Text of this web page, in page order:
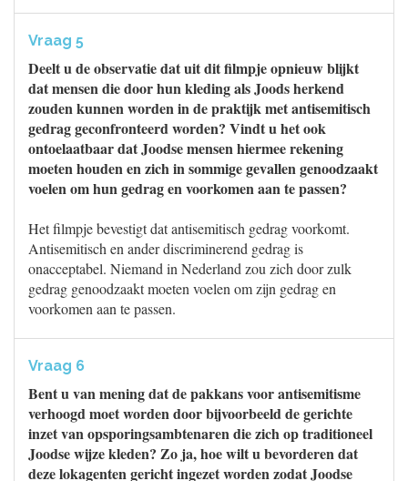
Vraag 5
Deelt u de observatie dat uit dit filmpje opnieuw blijkt
dat mensen die door hun kleding als Joods herkend
zouden kunnen worden in de praktijk met antisemitisch
gedrag geconfronteerd worden? Vindt u het ook
ontoelaatbaar dat Joodse mensen hiermee rekening
moeten houden en zich in sommige gevallen genoodzaakt
voelen om hun gedrag en voorkomen aan te passen?
Het filmpje bevestigt dat antisemitisch gedrag voorkomt.
Antisemitisch en ander discriminerend gedrag is
onacceptabel. Niemand in Nederland zou zich door zulk
gedrag genoodzaakt moeten voelen om zijn gedrag en
voorkomen aan te passen.
Vraag 6
Bent u van mening dat de pakkans voor antisemitisme
verhoogd moet worden door bijvoorbeeld de gerichte
inzet van opsporingsambtenaren die zich op traditioneel
Joodse wijze kleden? Zo ja, hoe wilt u bevorderen dat
deze lokagenten gericht ingezet worden zodat Joodse